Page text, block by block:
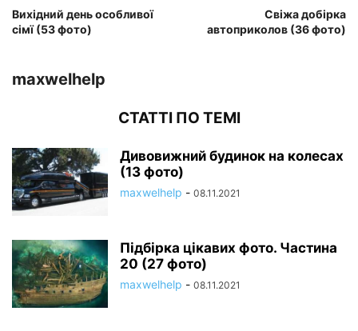
Вихідний день особливої
сімї (53 фото)
Свіжа добірка
автоприколов (36 фото)
maxwelhelp
СТАТТІ ПО ТЕМІ
Дивовижний будинок на колесах
(13 фото)
maxwelhelp - 08.11.2021
Підбірка цікавих фото. Частина
20 (27 фото)
maxwelhelp - 08.11.2021